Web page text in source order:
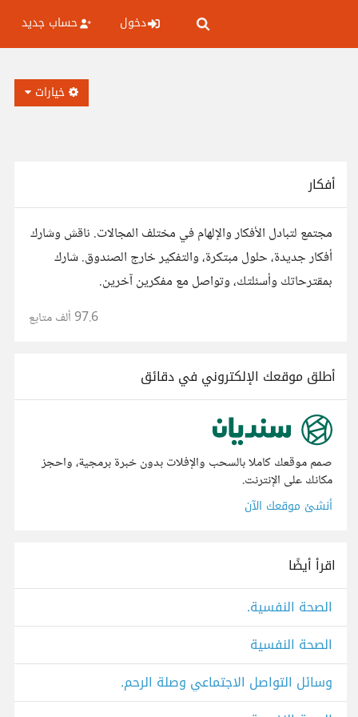
دخول حساب جديد
خيارات
أفكار
مجتمع لتبادل الأفكار والإلهام في مختلف المجالات. ناقش وشارك
أفكار جديدة، حلول مبتكرة، والتفكير خارج الصندوق. شارك
بمقترحاتك وأسئلتك، وتواصل مع مفكرين آخرين.
97.6 ألف متابع
أطلق موقعك الإلكتروني في دقائق
صمم موقعك كاملا بالسحب والإفلات بدون خبرة برمجية، واحجز
مكانك على الإنترنت.
أنشئ موقعك الآن
اقرأ أيضًا
الصحة النفسية.
الصحة النفسية
وسائل التواصل الاجتماعي وصلة الرحم.